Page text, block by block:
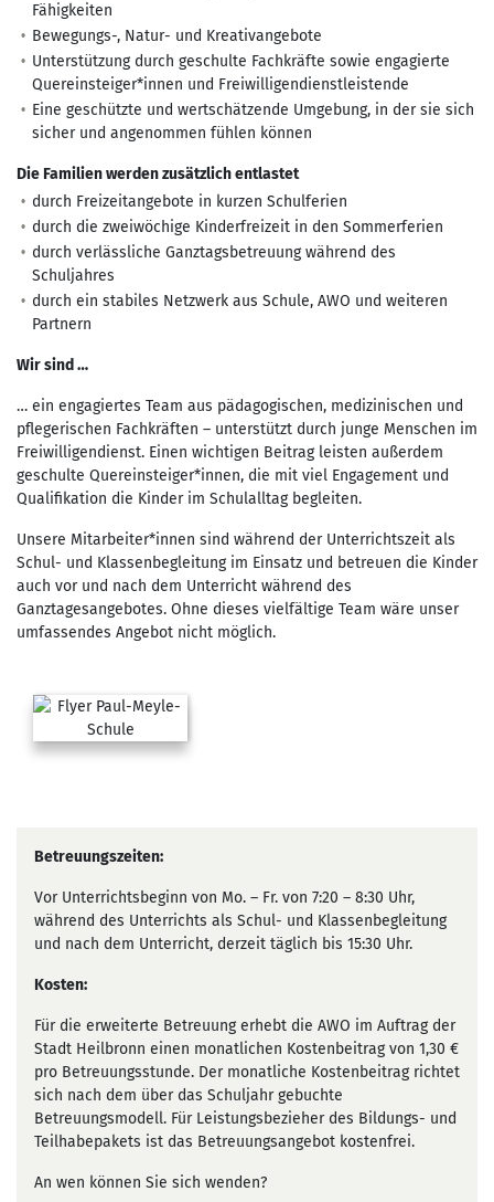
Fähigkeiten
Bewegungs-, Natur- und Kreativangebote
Unterstützung durch geschulte Fachkräfte sowie engagierte
Quereinsteiger*innen und Freiwilligendienstleistende
Eine geschützte und wertschätzende Umgebung, in der sie sich
sicher und angenommen fühlen können
Die Familien werden zusätzlich entlastet
durch Freizeitangebote in kurzen Schulferien
durch die zweiwöchige Kinderfreizeit in den Sommerferien
durch verlässliche Ganztagsbetreuung während des
Schuljahres
durch ein stabiles Netzwerk aus Schule, AWO und weiteren
Partnern
Wir sind …
… ein engagiertes Team aus pädagogischen, medizinischen und
pflegerischen Fachkräften – unterstützt durch junge Menschen im
Freiwilligendienst. Einen wichtigen Beitrag leisten außerdem
geschulte Quereinsteiger*innen, die mit viel Engagement und
Qualifikation die Kinder im Schulalltag begleiten.
Unsere Mitarbeiter*innen sind während der Unterrichtszeit als
Schul- und Klassenbegleitung im Einsatz und betreuen die Kinder
auch vor und nach dem Unterricht während des
Ganztagesangebotes. Ohne dieses vielfältige Team wäre unser
umfassendes Angebot nicht möglich.
Betreuungszeiten:
Vor Unterrichtsbeginn von Mo. – Fr. von 7:20 – 8:30 Uhr,
während des Unterrichts als Schul- und Klassenbegleitung
und nach dem Unterricht, derzeit täglich bis 15:30 Uhr.
Kosten:
Für die erweiterte Betreuung erhebt die AWO im Auftrag der
Stadt Heilbronn einen monatlichen Kostenbeitrag von 1,30 €
pro Betreuungsstunde. Der monatliche Kostenbeitrag richtet
sich nach dem über das Schuljahr gebuchte
Betreuungsmodell. Für Leistungsbezieher des Bildungs- und
Teilhabepakets ist das Betreuungsangebot kostenfrei.
An wen können Sie sich wenden?